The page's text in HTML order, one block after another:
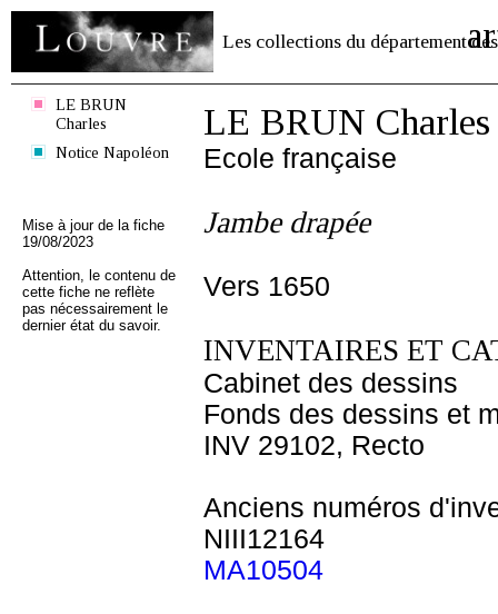
Les collections du département des
LE BRUN
Charles
Notice Napoléon
Mise à jour de la fiche
19/08/2023
Attention, le contenu de
cette fiche ne reflète
pas nécessairement le
dernier état du savoir.
LE BRUN Charles
Ecole française
Jambe drapée
Vers 1650
INVENTAIRES ET
Cabinet des dessins
Fonds des dessins et
INV 29102, Recto
Anciens numéros
NIII12164
MA10504